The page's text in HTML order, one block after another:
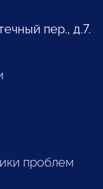
пер., д.7.
проблем